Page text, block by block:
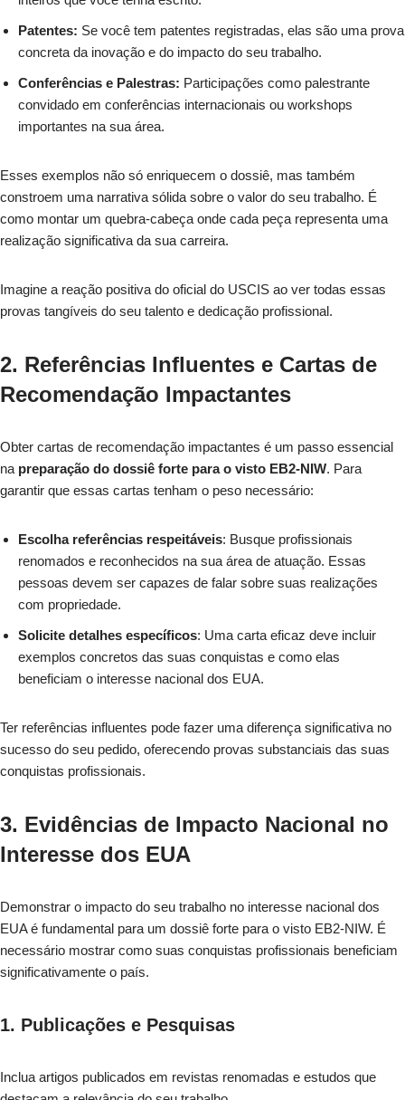
Patentes: Se você tem patentes registradas, elas são uma prova
concreta da inovação e do impacto do seu trabalho.
Conferências e Palestras: Participações como palestrante
convidado em conferências internacionais ou workshops
importantes na sua área.
Esses exemplos não só enriquecem o dossiê, mas também
constroem uma narrativa sólida sobre o valor do seu trabalho. É
como montar um quebra-cabeça onde cada peça representa uma
realização significativa da sua carreira.
Imagine a reação positiva do oficial do USCIS ao ver todas essas
provas tangíveis do seu talento e dedicação profissional.
2. Referências Influentes e Cartas de
Recomendação Impactantes
Obter cartas de recomendação impactantes é um passo essencial
na preparação do dossiê forte para o visto EB2-NIW. Para
garantir que essas cartas tenham o peso necessário:
Escolha referências respeitáveis: Busque profissionais
renomados e reconhecidos na sua área de atuação. Essas
pessoas devem ser capazes de falar sobre suas realizações
com propriedade.
Solicite detalhes específicos: Uma carta eficaz deve incluir
exemplos concretos das suas conquistas e como elas
beneficiam o interesse nacional dos EUA.
Ter referências influentes pode fazer uma diferença significativa no
sucesso do seu pedido, oferecendo provas substanciais das suas
conquistas profissionais.
3. Evidências de Impacto Nacional no
Interesse dos EUA
Demonstrar o impacto do seu trabalho no interesse nacional dos
EUA é fundamental para um dossiê forte para o visto EB2-NIW. É
necessário mostrar como suas conquistas profissionais beneficiam
significativamente o país.
1. Publicações e Pesquisas
Inclua artigos publicados em revistas renomadas e estudos que